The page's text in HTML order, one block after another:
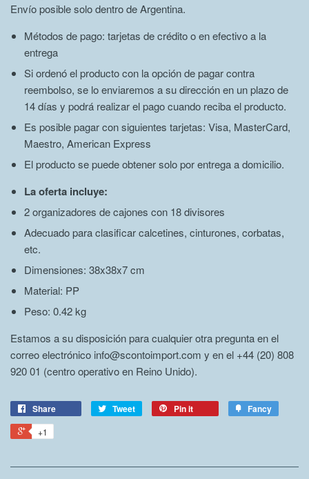
Envío posible solo dentro de Argentina.
Métodos de pago: tarjetas de crédito o en efectivo a la
entrega
Si ordenó el producto con la opción de pagar contra
reembolso, se lo enviaremos a su dirección en un plazo de
14 días y podrá realizar el pago cuando reciba el producto.
Es posible pagar con siguientes tarjetas: Visa, MasterCard,
Maestro, American Express
El producto se puede obtener solo por entrega a domicilio.
La oferta incluye:
2 organizadores de cajones con 18 divisores
Adecuado para clasificar calcetines, cinturones, corbatas,
etc.
Dimensiones: 38x38x7 cm
Material: PP
Peso: 0.42 kg
Estamos a su disposición para cualquier otra pregunta en el
correo electrónico info@scontoimport.com y en el +44 (20) 808
920 01 (centro operativo en Reino Unido).
Share Tweet Pin it Fancy
+1